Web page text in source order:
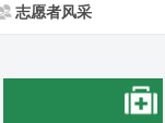
志愿者风采